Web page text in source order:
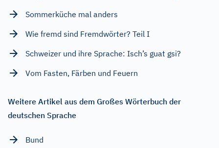
Sommerküche mal anders
Wie fremd sind Fremdwörter? Teil I
Schweizer und ihre Sprache: Isch’s guat gsi?
Vom Fasten, Färben und Feuern
Weitere Artikel aus dem Großes Wörterbuch der
deutschen Sprache
Bund